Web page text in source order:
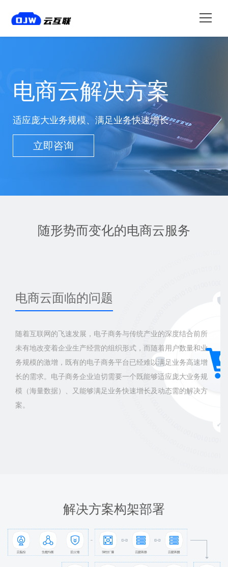
电商云解决方案
适应庞大业务规模、满足业务快速增长
立即咨询
随形势而变化的电商云服务
电商云面临的问题
随着互联网的飞速发展，电子商务与传统产业的深度结合前所
未有地改变着企业生产经营的组织形式，而随着用户数量和业
务规模的激增，既有的电子商务平台已经难以满足业务高速增
长的需求。电子商务企业迫切需要一个既能够适应庞大业务规
模（海量数据）、又能够满足业务快速增长及动态需的解决方
案。
解决方案构架部署